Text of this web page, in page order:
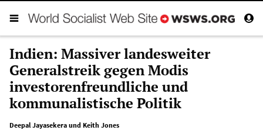
Indien: Massiver landesweiter
Generalstreik gegen Modis
investorenfreundliche und
kommunalistische Politik
Deepal Jayasekera und Keith Jones